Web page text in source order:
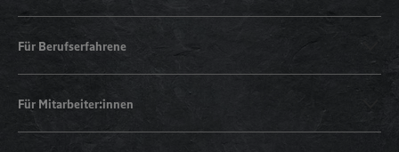
Für Berufserfahrene
Für Mitarbeiter:innen